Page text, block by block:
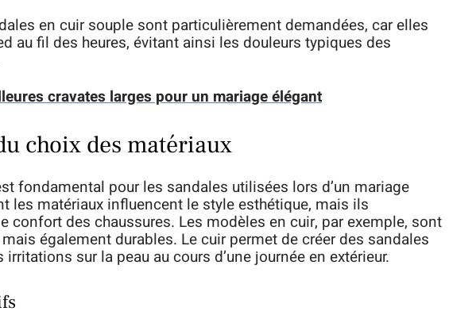
en cuir souple sont particulièrement demandées, car elles
au fil des heures, évitant ainsi les douleurs typiques des
cravates larges pour un mariage élégant
choix des matériaux
fondamental pour les sandales utilisées lors d’un mariage
les matériaux influencent le style esthétique, mais ils
confort des chaussures. Les modèles en cuir, par exemple, sont
également durables. Le cuir permet de créer des sandales
irritations sur la peau au cours d’une journée en extérieur.